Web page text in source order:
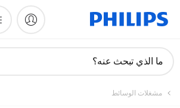
دعم
ما الذي تبحث عنه؟
مشغلات الوسائط